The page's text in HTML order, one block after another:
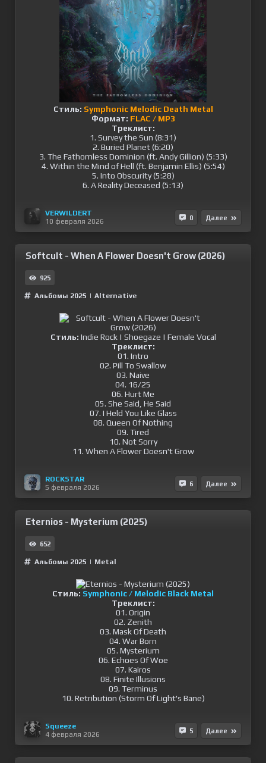
Стиль: Symphonic Melodic Death Metal
Формат: FLAC / MP3
Треклист:
1. Survey the Sun (8:31)
2. Buried Planet (6:20)
3. The Fathomless Dominion (ft. Andy Gillion) (5:33)
4. Within the Mind of Hell (ft. Benjamin Ellis) (5:54)
5. Into Obscurity (5:28)
6. A Reality Deceased (5:13)
VERWILDERT
10 февраля 2026
0 Далее
Softcult - When A Flower Doesn't Grow (2026)
925
Альбомы 2025 | Alternative
Стиль: Indie Rock | Shoegaze | Female Vocal
Треклист:
01. Intro
02. Pill To Swallow
03. Naive
04. 16/25
06. Hurt Me
05. She Said, He Said
07. I Held You Like Glass
08. Queen Of Nothing
09. Tired
10. Not Sorry
11. When A Flower Doesn't Grow
ROCKSTAR
5 февраля 2026
6 Далее
Eternios - Mysterium (2025)
652
Альбомы 2025 | Metal
Стиль: Symphonic / Melodic Black Metal
Треклист:
01. Origin
02. Zenith
03. Mask Of Death
04. War Born
05. Mysterium
06. Echoes Of Woe
07. Kairos
08. Finite Illusions
09. Terminus
10. Retribution (Storm Of Light's Bane)
Squeeze
4 февраля 2026
5 Далее